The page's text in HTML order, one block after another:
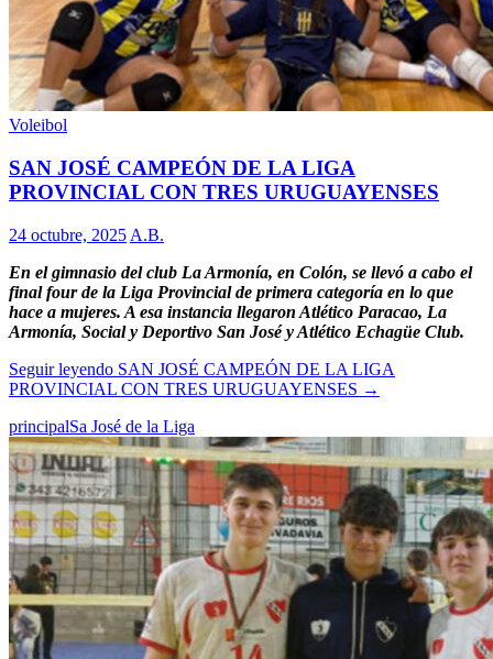
Voleibol
SAN JOSÉ CAMPEÓN DE LA LIGA
PROVINCIAL CON TRES URUGUAYENSES
24 octubre, 2025 A.B.
En el gimnasio del club La Armonía, en Colón, se llevó a cabo el
final four de la Liga Provincial de primera categoría en lo que
hace a mujeres. A esa instancia llegaron Atlético Paracao, La
Armonía, Social y Deportivo San José y Atlético Echagüe Club.
Seguir leyendo SAN JOSÉ CAMPEÓN DE LA LIGA
PROVINCIAL CON TRES URUGUAYENSES →
principalSa José de la Liga